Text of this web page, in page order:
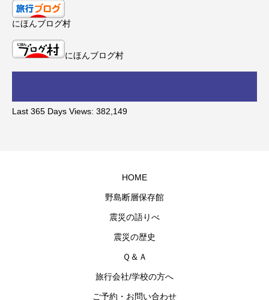
にほんブログ村
にほんブログ村
Last 365 Days Views: 382,149
HOME
野島断層保存館
震災の語りべ
震災の歴史
Ｑ＆Ａ
旅行会社/学校の方へ
ご予約・お問い合わせ